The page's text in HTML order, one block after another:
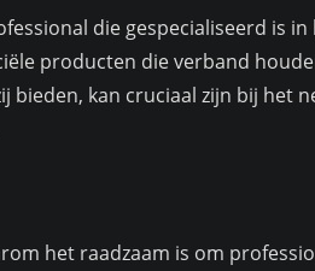
die gespecialiseerd is
producten die verband
bieden, kan cruciaal zijn bij het
het raadzaam is om